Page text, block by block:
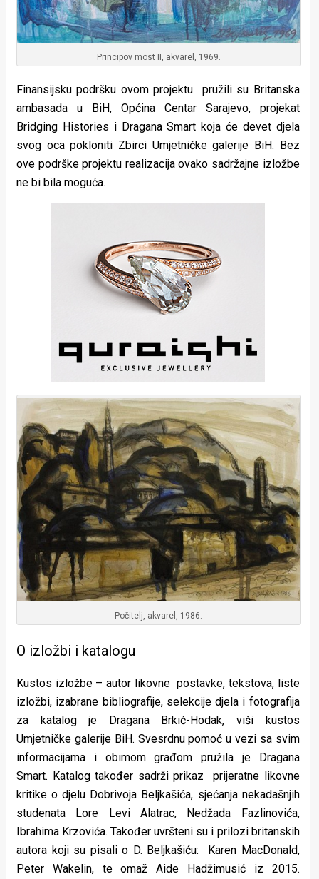
Principov most II, akvarel, 1969.
Finansijsku podršku ovom projektu pružili su Britanska
ambasada u BiH, Općina Centar Sarajevo, projekat
Bridging Histories i Dragana Smart koja će devet djela
svog oca pokloniti Zbirci Umjetničke galerije BiH. Bez
ove podrške projektu realizacija ovako sadržajne izložbe
ne bi bila moguća.
Počitelj, akvarel, 1986.
O izložbi i katalogu
Kustos izložbe – autor likovne postavke, tekstova, liste
izložbi, izabrane bibliografije, selekcije djela i fotografija
za katalog je Dragana Brkić-Hodak, viši kustos
Umjetničke galerije BiH. Svesrdnu pomoć u vezi sa svim
informacijama i obimom građom pružila je Dragana
Smart. Katalog također sadrži prikaz prijeratne likovne
kritike o djelu Dobrivoja Beljkašića, sjećanja nekadašnjih
studenata Lore Levi Alatrac, Nedžada Fazlinovića,
Ibrahima Krzovića. Također uvršteni su i prilozi britanskih
autora koji su pisali o D. Beljkašiću: Karen MacDonald,
Peter Wakelin, te omaž Aide Hadžimusić iz 2015.